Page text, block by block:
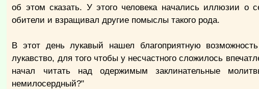
об этом сказать. У этого человека начались иллюзии
обители и взращивал другие помыслы такого рода.
В этот день лукавый нашел благоприятную
лукавство, для того чтобы у несчастного сложилось
начал читать над одержимым заклинательные
немилосердный?"